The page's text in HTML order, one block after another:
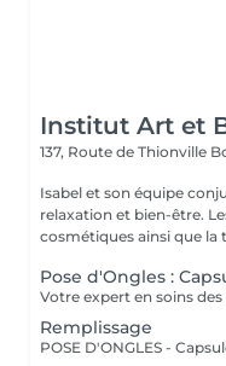
Institut Art et
137, Route de Thionville
Isabel et son équipe
relaxation et bien-être. Les meilleures marques esthétiques et
cosmétiques ainsi que la
Pose d'Ongles :
Remplissage